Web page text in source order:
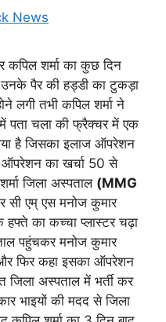
News
कपिल शर्मा का कुछ दिन
पैर की हड्डी का टुकड़ा
लगी तभी कपिल शर्मा ने
पता चला की फ्रैक्चर में एक
है जिसका इलाज ऑपरेशन
ऑपरेशन का खर्चा 50 से
जिला अस्पताल (MMG
सी एम् एस मनोज कुमार
हफ्ते का कच्चा प्लास्टर चढ़ा
पहुंचकर मनोज कुमार
फिर कहा इसका ऑपरेशन
जिला अस्पताल में भर्ती कर
भाइयों की मदद से जिला